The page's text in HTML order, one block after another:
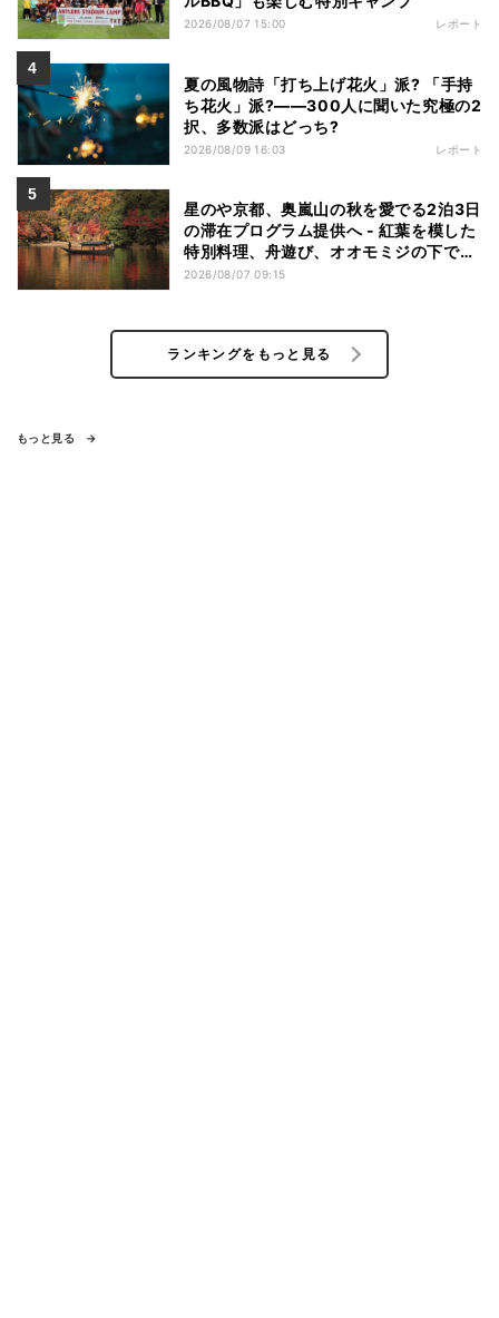
2026/08/07 15:00 レポート
夏の風物詩「打ち上げ花火」派? 「手持
ち花火」派?――300人に聞いた究極の2
択、多数派はどっち?
2026/08/09 16:03 レポート
星のや京都、奥嵐山の秋を愛でる2泊3日
の滞在プログラム提供へ - 紅葉を模した
特別料理、舟遊び、オオモミジの下でお
こなう深呼吸など
2026/08/07 09:15
ランキングをもっと見る
もっと見る